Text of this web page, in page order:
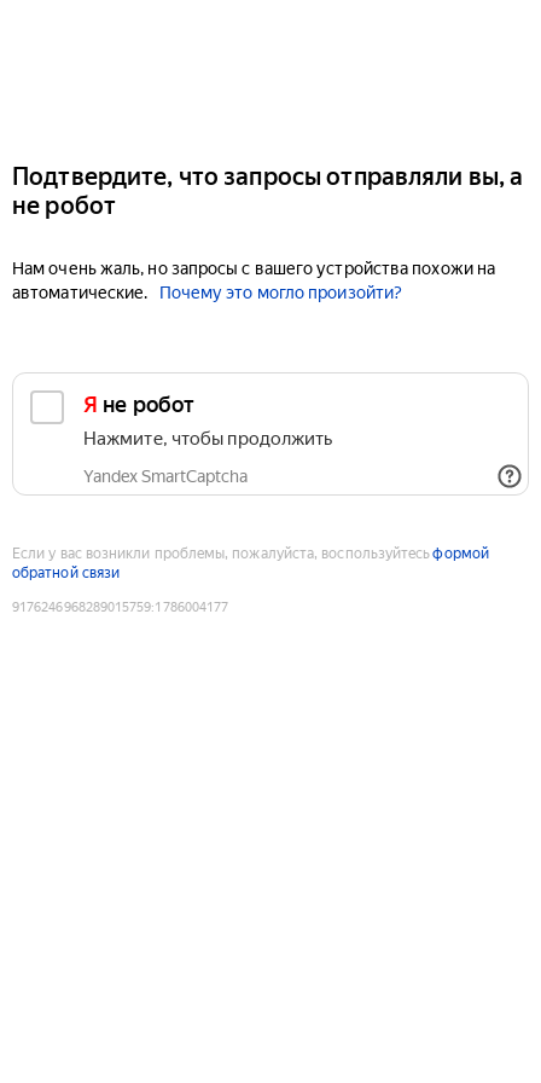
Подтвердите, что запросы отправляли вы, а
не робот
Нам очень жаль, но запросы с вашего устройства похожи на
автоматические.
Почему это могло произойти?
Я не робот
Нажмите, чтобы продолжить
Yandex SmartCaptcha
Если у вас возникли проблемы, пожалуйста, воспользуйтесьформой
обратной связи
9176246968289015759:1786004177